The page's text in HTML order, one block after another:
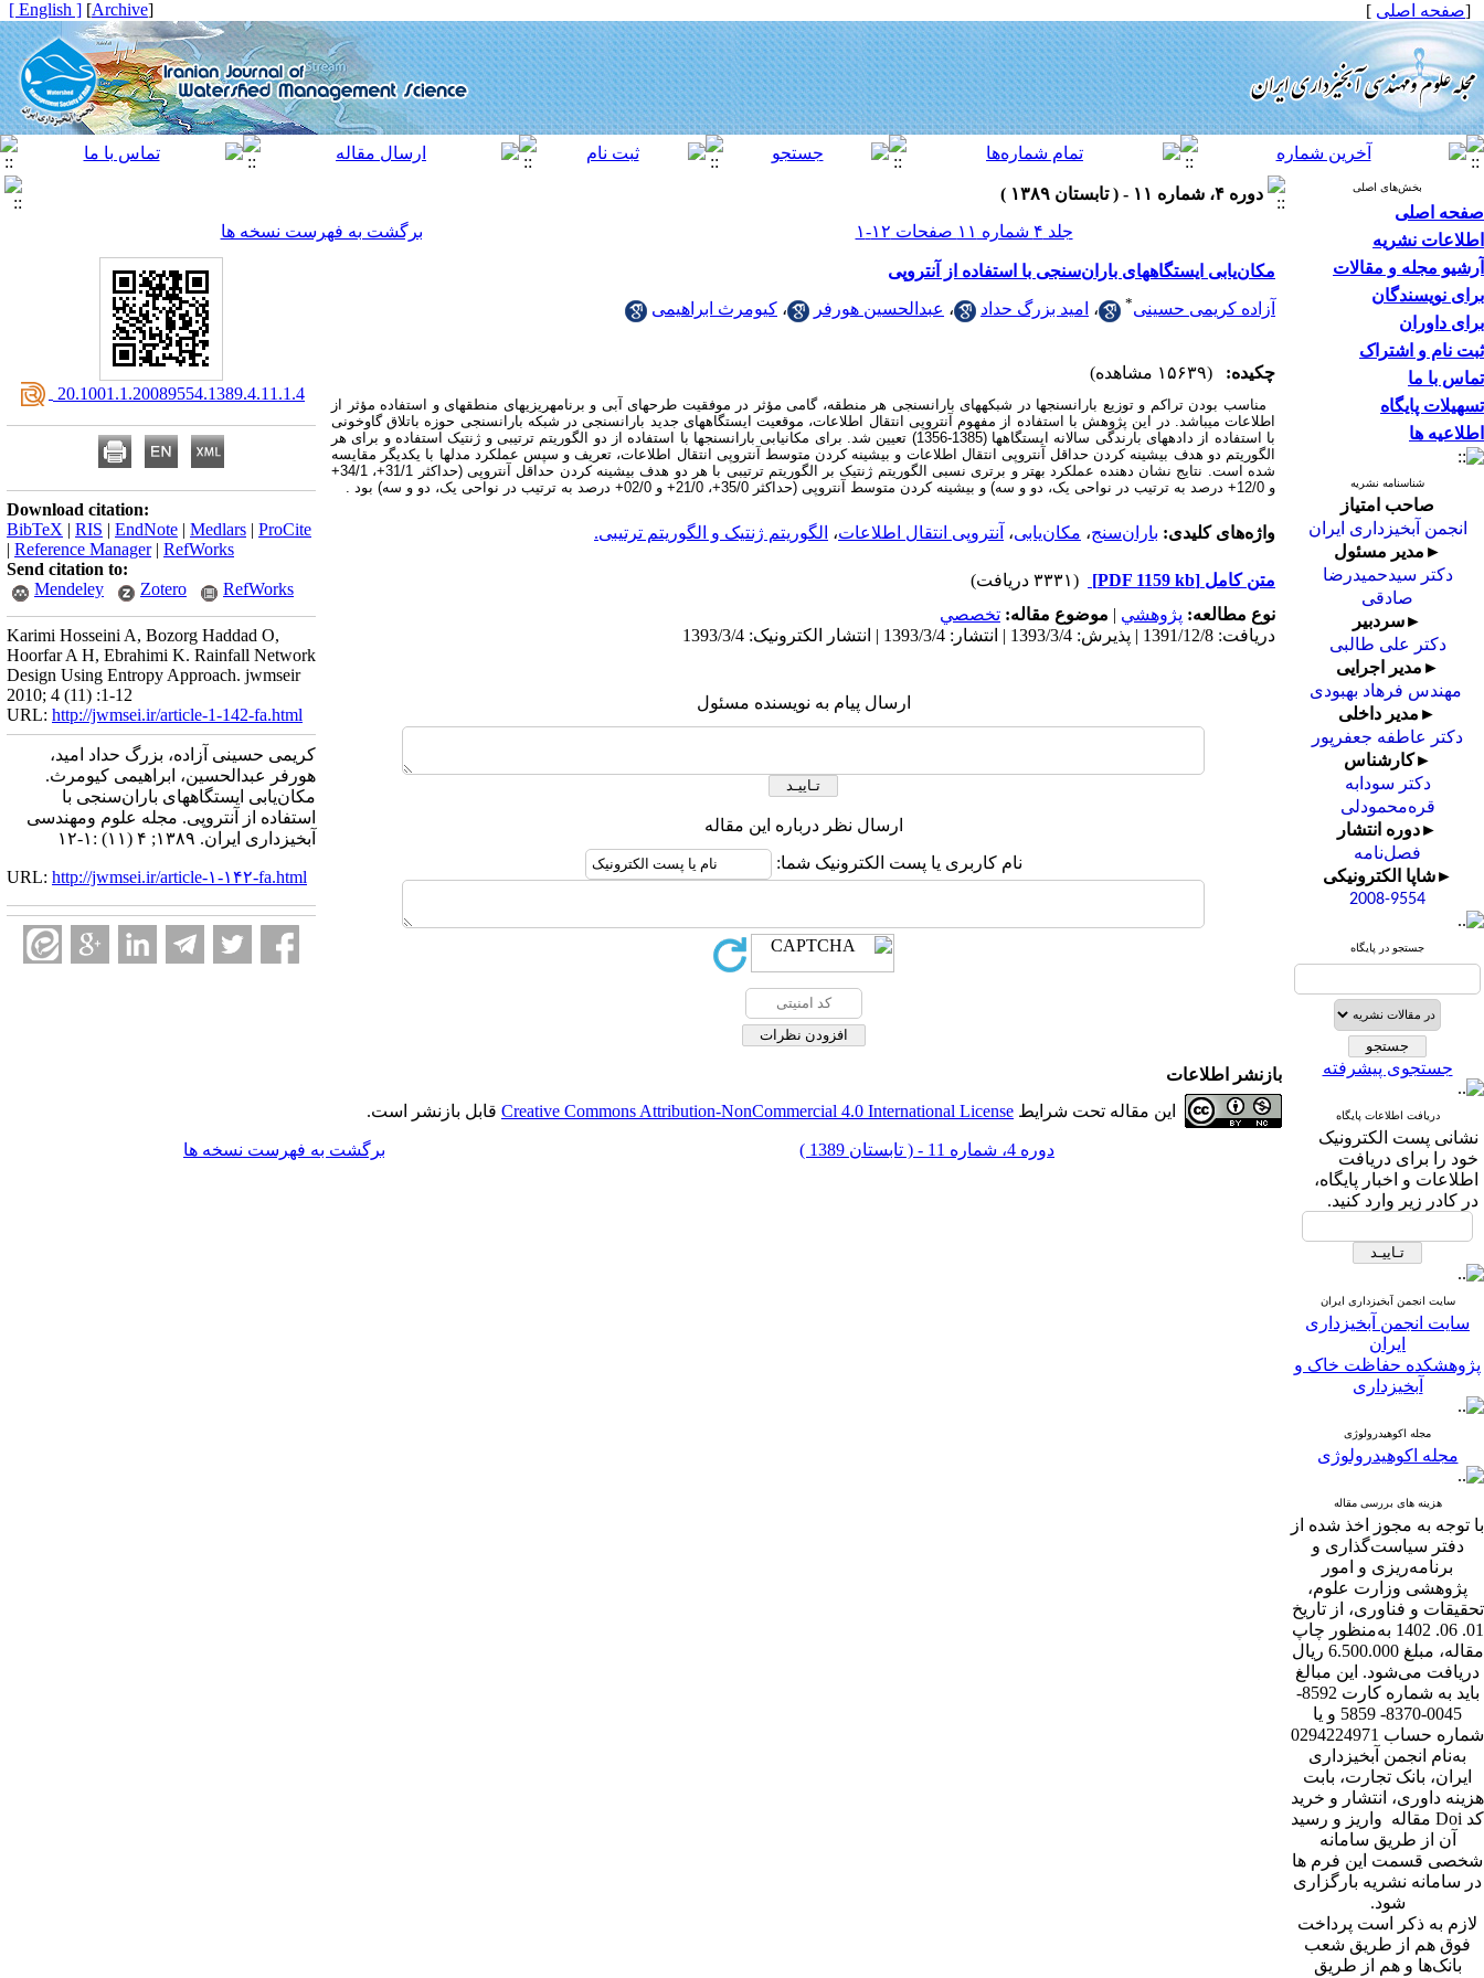
[صفحه اصلی ]
[
Archive
]
[ English ]
بخش‌های اصلی
صفحه اصلی
اطلاعات نشریه
آرشیو مجله و مقالات
برای نویسندگان
برای داوران
ثبت نام و اشتراک
تماس با ما
تسهیلات پایگاه
اطلاعیه ها
شناسنامه نشریه
صاحب امتیاز
انجمن آبخیزداری ایران
►مدیر مسئول
دکتر سیدحمیدرضا
صادقی
►سردبیر
دکتر علی طالبی
►مدیر اجرایی
مهندس فرهاد بهبودی
►مدیر داخلی
دکتر عاطفه جعفرپور
►کارشناس
دکتر سودابه
قره‌محمودلی
►دوره انتشار
فصل‌نامه
►شاپا الکترونیکی
2008-9554
جستجو در پایگاه
جستجوی پیشرفته
دریافت اطلاعات پایگاه
نشانی پست الکترونیک
خود را برای دریافت
اطلاعات و اخبار پایگاه،
در کادر زیر وارد کنید.
سایت انجمن آبخیزداری ایران
سایت انجمن آبخیزداری
ایران
پژوهشکده حفاظت خاک و
آبخیزداری
مجله اکوهیدرولوژی
مجله اکوهیدرولوژی
هزینه های بررسی مقاله
با توجه به مجوز اخذ شده از
دفتر سیاست‌گذاری و
برنامه‌ریزی و امور
پژوهشی وزارت علوم،
تحقیقات و فناوری، از تاریخ
01. 06. 1402 به‌منظور چاپ
مقاله، مبلغ 6.500.000 ریال
دریافت می‌شود. این مبالغ
باید به شماره کارت 8592-
0045-8370- 5859 و یا
شماره حساب 0294224971
به‌نام انجمن آبخیزداری
ایران، بانک تجارت، بابت
هزینه داوری، انتشار و خرید
کد Doi مقاله واریز و رسید
آن از طریق سامانه
شخصی قسمت این فرم ها
در سامانه نشریه بارگزاری
شود.
لازم به ذکر است پرداخت
فوق هم از طریق شعب
بانک‌‌ها و هم از طریق
دوره ۴، شماره ۱۱ - ( تابستان ۱۳۸۹ )
جلد ۴ شماره ۱۱ صفحات ۱۲-۱
برگشت به فهرست نسخه ها
مکان‌یابی ایستگاههای باران‌سنجی با استفاده از آنتروپی
آزاده کریمی حسینی* ، امید بزرگ حداد ، عبدالحسین هورفر ، کیومرث ابراهیمی
چکیده: (۱۵۶۳۹ مشاهده)
مناسب بودن تراکم و توزیع باران­سنجها در شبکه­های باران­سنجی هر منطقه، گامی مؤثر در موفقیت طرحهای آبی و برنامه­ریزی­های منطقه­ای و استفاده مؤثر از
اطلاعات می­باشد. در این پژوهش با استفاده از مفهوم آنتروپی انتقال اطلاعات، موقعیت ایستگاههای جدید باران­سنجی در شبکه باران­سنجی حوزه باتلاق گاوخونی
با استفاده از داده­های بارندگی سالانه ایستگاه­ها (1385-1356) تعیین شد. برای مکان­یابی باران­سنجها با استفاده از دو الگوریتم ترتیبی و ژنتیک استفاده و برای هر
الگوریتم دو هدف بیشینه کردن حداقل آنتروپی انتقال اطلاعات و بیشینه کردن متوسط آنتروپی انتقال اطلاعات، تعریف و سپس عملکرد مدلها با یکدیگر مقایسه
شده است. نتایج نشان دهنده عملکرد بهتر و برتری نسبی الگوریتم ژنتیک بر الگوریتم ترتیبی با هر دو هدف بیشینه کردن حداقل آنتروپی
(حداکثر 31/1+، 34/1+
و 12/0+ درصد به ترتیب در نواحی یک، دو و سه) و بیشینه کردن متوسط آنتروپی (حداکثر 35/0+، 21/0+ و 02/0+ درصد به ترتیب در نواحی یک، دو و سه) بود .
واژه‌های کلیدی: باران‌سنج، مکان‌یابی، آنتروپی انتقال اطلاعات، الگوریتم ژنتیک و الگوریتم ترتیبی.
متن کامل [PDF 1159 kb]
(۳۳۳۱ دریافت)
نوع مطالعه: پژوهشي | موضوع مقاله: تخصصي
دریافت: 1391/12/8 | پذیرش: 1393/3/4 | انتشار: 1393/3/4 | انتشار الکترونیک: 1393/3/4
ارسال پیام به نویسنده مسئول
ارسال نظر درباره این مقاله
نام کاربری یا پست الکترونیک شما:
‎ 20.1001.1.20089554.1389.4.11.1.4
Download citation:
BibTeX | RIS | EndNote | Medlars | ProCite
| Reference Manager| RefWorks
Send citation to:
Mendeley
Zotero RefWorks
Karimi Hosseini A, Bozorg Haddad O,
Hoorfar A H, Ebrahimi K. Rainfall Network
Design Using Entropy Approach. jwmseir
2010; 4 (11) :1-12
URL: http://jwmsei.ir/article-1-142-fa.html
کریمی حسینی آزاده، بزرگ حداد امید،
هورفر عبدالحسین، ابراهیمی کیومرث.
مکان‌یابی ایستگاههای باران‌سنجی با
استفاده از آنتروپی. مجله علوم ومهندسی
آبخیزداری ایران. ۱۳۸۹; ۴ (۱۱) :۱-۱۲
URL: http://jwmsei.ir/article-۱-۱۴۲-fa.html
بازنشر اطلاعات
این مقاله تحت شرایط Creative Commons Attribution-NonCommercial 4.0 International License قابل بازنشر است.
دوره 4، شماره 11 - ( تابستان 1389 ) برگشت به فهرست نسخه ها